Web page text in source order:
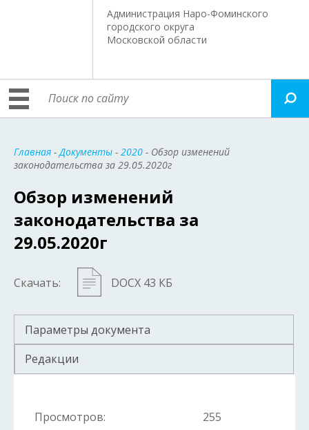
Администрация Наро-Фоминского
городского округа
Московской области
Главная -Документы - 2020 - Обзор изменений
законодательства за 29.05.2020г
Обзор изменений
законодательства за
29.05.2020г
Скачать: DOCX 43 КБ
Параметры документа
Редакции
Просмотров:
255